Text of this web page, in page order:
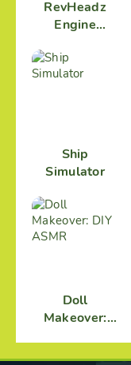
RevHeadz
Engine
Ship
Simulator
Doll
Makeover: